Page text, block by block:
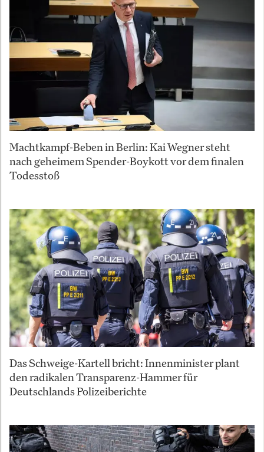
Machtkampf-Beben in Berlin: Kai Wegner steht
nach geheimem Spender-Boykott vor dem finalen
Todesstoß
Das Schweige-Kartell bricht: Innenminister plant
den radikalen Transparenz-Hammer für
Deutschlands Polizeiberichte